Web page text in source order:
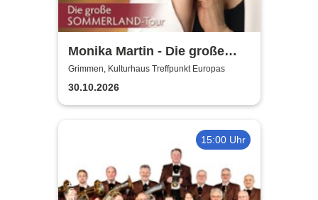
Monika Martin - Die große
Sommerland Tour
Grimmen, Kulturhaus Treffpunkt Europas
30.10.2026
15:00 Uhr